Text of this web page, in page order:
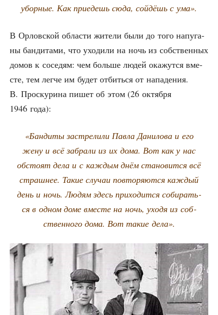
убор­ные. Как при­е­дешь сюда, сой­дёшь с ума».
В Орлов­ской обла­сти жите­ли были до того напу­га­
ны бан­ди­та­ми, что ухо­ди­ли на ночь из соб­ствен­ных
домов к сосе­дям: чем боль­ше людей ока­жут­ся вме­
сте, тем лег­че им будет отбить­ся от напа­де­ния.
В. Проску­ри­на пишет об этом (26 октяб­ря
1946 года):
«Бан­ди­ты застре­ли­ли Пав­ла Дани­ло­ва и его
жену и всё забра­ли из их дома. Вот как у нас
обсто­ят дела и с каж­дым днём ста­но­вит­ся всё
страш­нее. Такие слу­чаи повто­ря­ют­ся каж­дый
день и ночь. Людям здесь при­хо­дит­ся соби­рать­
ся в одном доме вме­сте на ночь, ухо­дя из соб­
ствен­но­го дома. Вот такие дела».